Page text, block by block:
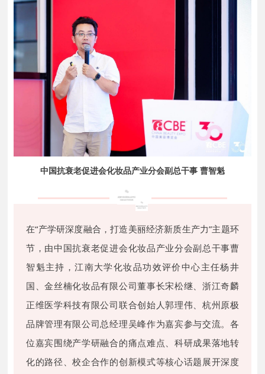
中国抗衰老促进会化妆品产业分会副总干事 曹智魁
在“产学研深度融合，打造美丽经济新质生产力”主题环
节，由中国抗衰老促进会化妆品产业分会副总干事曹
智魁主持，江南大学化妆品功效评价中心主任杨井
国、金丝楠化妆品有限公司董事长宋松继、浙江奇麟
正维医学科技有限公司联合创始人郭理伟、杭州原极
品牌管理有限公司总经理吴峰作为嘉宾参与交流。各
位嘉宾围绕产学研融合的痛点难点、科研成果落地转
化的路径、校企合作的创新模式等核心话题展开深度